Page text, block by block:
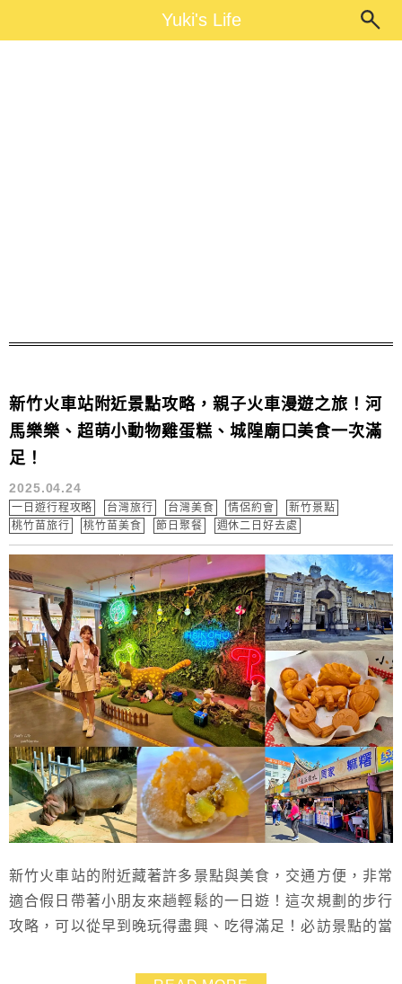
Yuki's LifeYuki's Life
新竹火車站附近景點攻略，親子火車漫遊之旅！河
馬樂樂、超萌小動物雞蛋糕、城隍廟口美食一次滿
足！
2025.04.24
一日遊行程攻略 台灣旅行 台灣美食 情侶約會
新竹景點
桃竹苗旅行
桃竹苗美食 節日聚餐 週休二日好去處
新竹火車站的附近藏著許多景點與美食，交通方便，非常
適合假日帶著小朋友來趟輕鬆的一日遊！這次規劃的步行
攻略，可以從早到晚玩得盡興、吃得滿足！必訪景點的當
的吸睛小動物雞蛋糕，最後也不能忘了城隍廟必吃美食一